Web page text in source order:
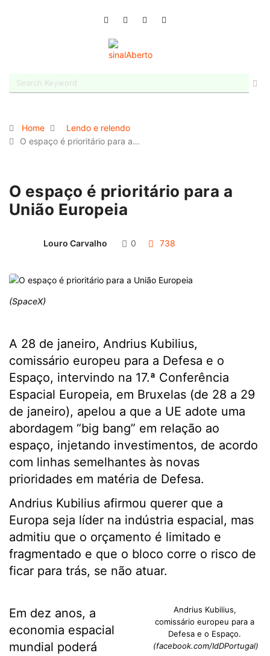
Home
Lendo e relendo
O espaço é prioritário para a…
O espaço é prioritário para a
União Europeia
Louro Carvalho 0 738
(SpaceX)
A 28 de janeiro, Andrius Kubilius,
comissário europeu para a Defesa e o
Espaço, intervindo na 17.ª Conferência
Espacial Europeia, em Bruxelas (de 28 a 29
de janeiro), apelou a que a UE adote uma
abordagem “big bang” em relação ao
espaço, injetando investimentos, de acordo
com linhas semelhantes às novas
prioridades em matéria de Defesa.
Andrius Kubilius afirmou querer que a
Europa seja líder na indústria espacial, mas
admitiu que o orçamento é limitado e
fragmentado e que o bloco corre o risco de
ficar para trás, se não atuar.
Andrius Kubilius,
comissário europeu para a
Defesa e o Espaço.
(facebook.com/IdDPortugal)
Em dez anos, a
economia espacial
mundial poderá